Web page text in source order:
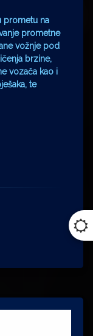
prometu na
prometne
vožnje pod
brzine,
vozača kao i
te